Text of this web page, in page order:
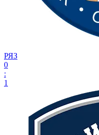
РЯЗ
0
:
1